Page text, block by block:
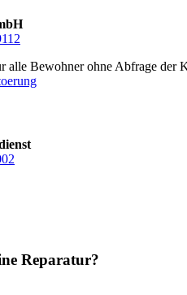
alle Bewohner ohne Abfrage der
Reparatur?